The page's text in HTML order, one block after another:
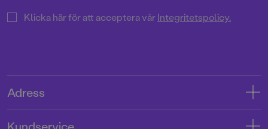
Klicka här för att acceptera vårIntegritetspolicy.
Adress